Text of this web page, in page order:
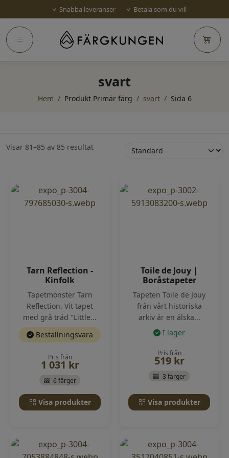
Snabba leveranser Betala som du vill
svart
Hem / Produkt Primär färg / svart / Sida 6
Visar 81–85 av 85 resultat
Tarn Reflection -
Kinfolk
Tapetmönster Tarn
Reflection. Vit tapet
med grå träd "Little...
Beställningsvara
Pris från
1 031 kr
6 färger
Visa produkter
Toile de Jouy |
Boråstapeter
Tapeten Toile de Jouy
från vårt historiska
arkiv är en älska...
I lager
Pris från
519 kr
3 färger
Visa produkter